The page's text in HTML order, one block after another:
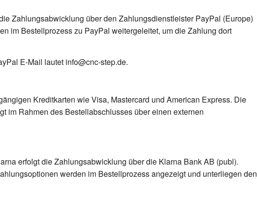
Zahlungsabwicklung über den Zahlungsdienstleister PayPal (Europe)
im Bestellprozess zu PayPal weitergeleitet, um die Zahlung dort
E-Mail lautet info@cnc-step.de.
Kreditkarten wie Visa, Mastercard und American Express. Die
im Rahmen des Bestellabschlusses über einen externen
erfolgt die Zahlungsabwicklung über die Klarna Bank AB (publ).
werden im Bestellprozess angezeigt und unterliegen den